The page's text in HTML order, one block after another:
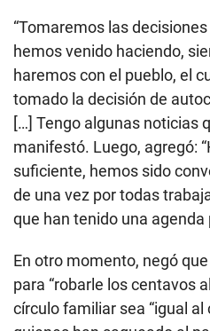
“Tomaremos las
hemos venido haciendo,
haremos con el pueblo, el
tomado la decisión de
[…] Tengo algunas noticias
manifestó. Luego, agregó:
suficiente, hemos sido
de una vez por todas
que han tenido una agenda
En otro momento, negó
para “robarle los centavos
círculo familiar sea “igual